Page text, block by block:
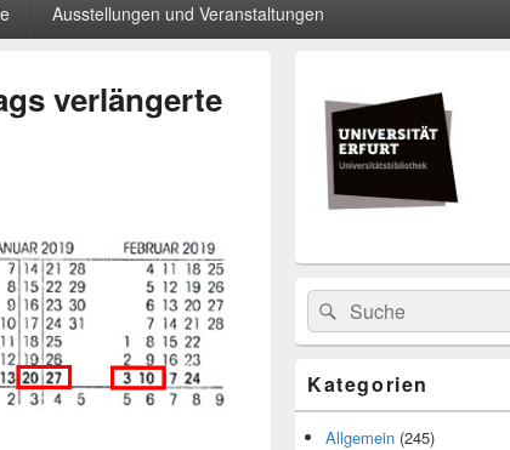
Ausstellungen und Veranstaltungen
verlängerte
Widget-
Bereich
Search
for:
Suche
Kategorien
Allgemein (245)